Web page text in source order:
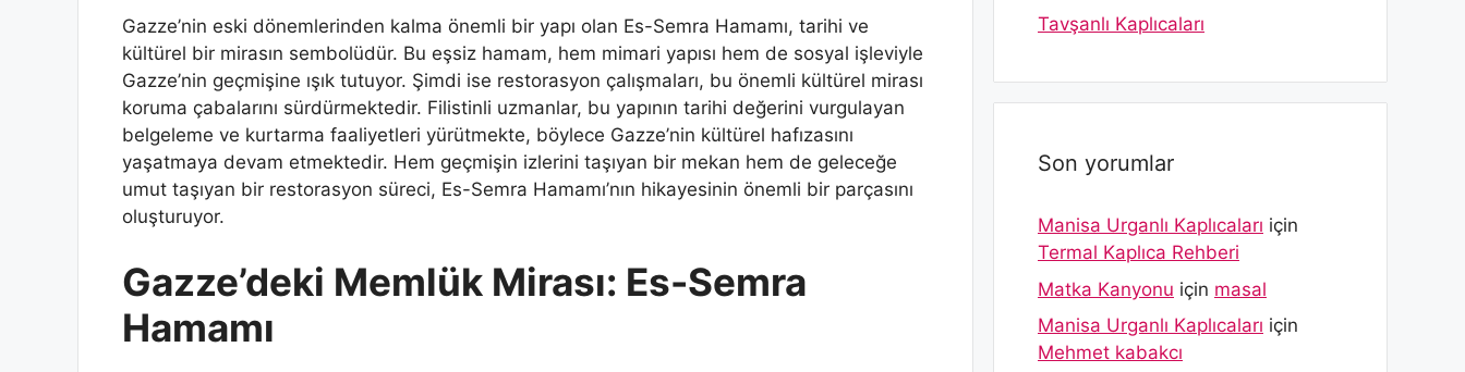
Gazze’nin eski dönemlerinden kalma önemli bir yapı olan Es-Semra Hamamı, tarihi ve
kültürel bir mirasın sembolüdür. Bu eşsiz hamam, hem mimari yapısı hem de sosyal işleviyle
Gazze’nin geçmişine ışık tutuyor. Şimdi ise restorasyon çalışmaları, bu önemli kültürel mirası
koruma çabalarını sürdürmektedir. Filistinli uzmanlar, bu yapının tarihi değerini vurgulayan
belgeleme ve kurtarma faaliyetleri yürütmekte, böylece Gazze’nin kültürel hafızasını
yaşatmaya devam etmektedir. Hem geçmişin izlerini taşıyan bir mekan hem de geleceğe
umut taşıyan bir restorasyon süreci, Es-Semra Hamamı’nın hikayesinin önemli bir parçasını
oluşturuyor.
Gazze’deki Memlük Mirası: Es-Semra
Hamamı
Tavşanlı Kaplıcaları
Son yorumlar
Manisa Urganlı Kaplıcaları için
Termal Kaplıca Rehberi
Matka Kanyonu için masal
Manisa Urganlı Kaplıcaları için
Mehmet kabakcı